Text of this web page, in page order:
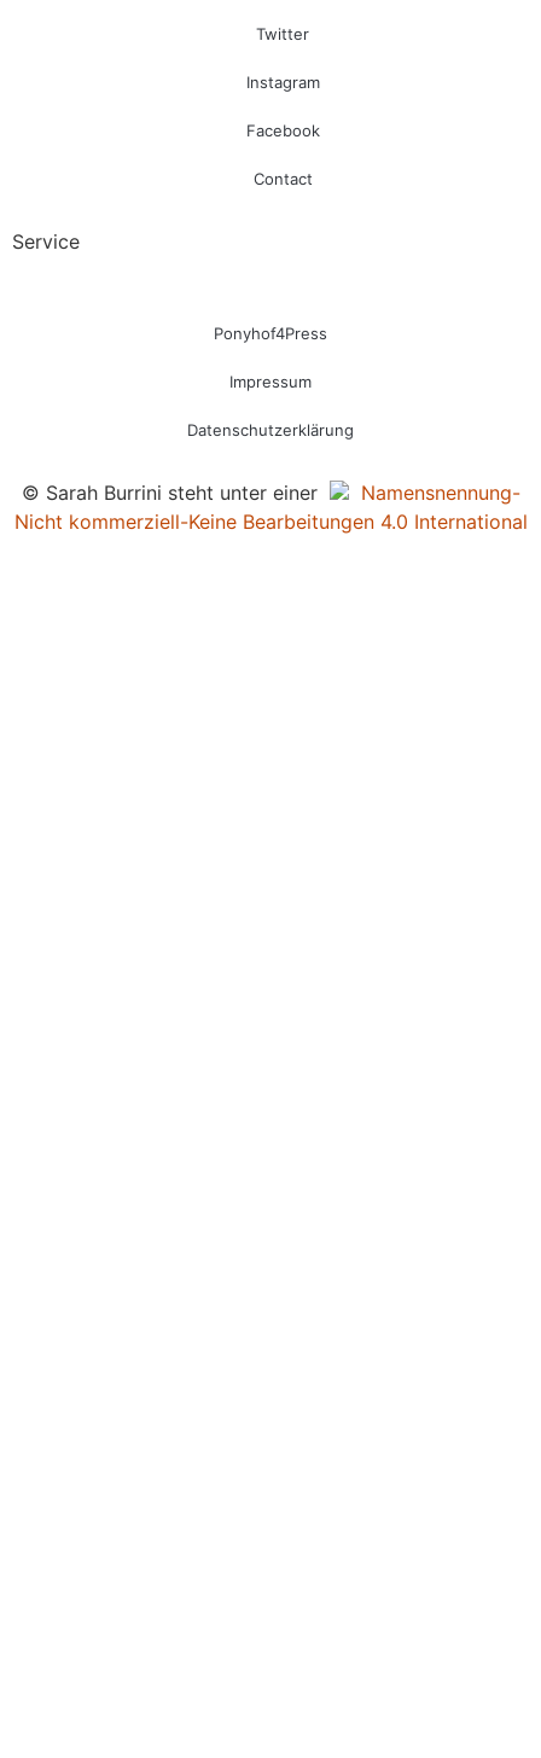
Twitter
Instagram
Facebook
Contact
Service
Ponyhof4Press
Impressum
Datenschutzerklärung
© Sarah Burrini steht unter einer
Namensnennung-
Nicht kommerziell-Keine Bearbeitungen 4.0 International